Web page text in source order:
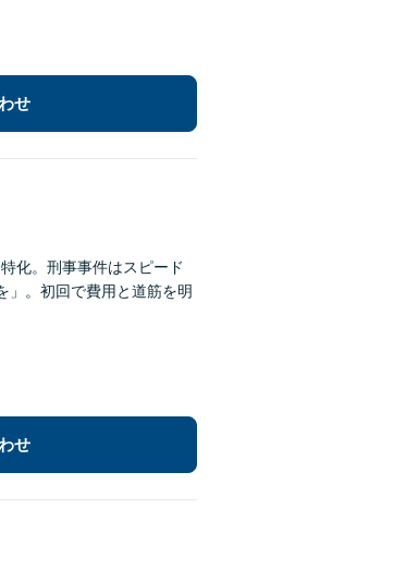
せ
化。刑事事件はスピード
」。初回で費用と道筋を明
せ